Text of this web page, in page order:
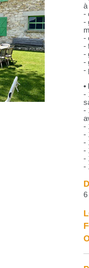
à
-
-
-
-
-
-
-
•
-
-
-
-
-
-
-
-
6